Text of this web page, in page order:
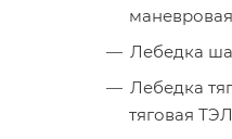
Лебедка
Лебедка
тяговая